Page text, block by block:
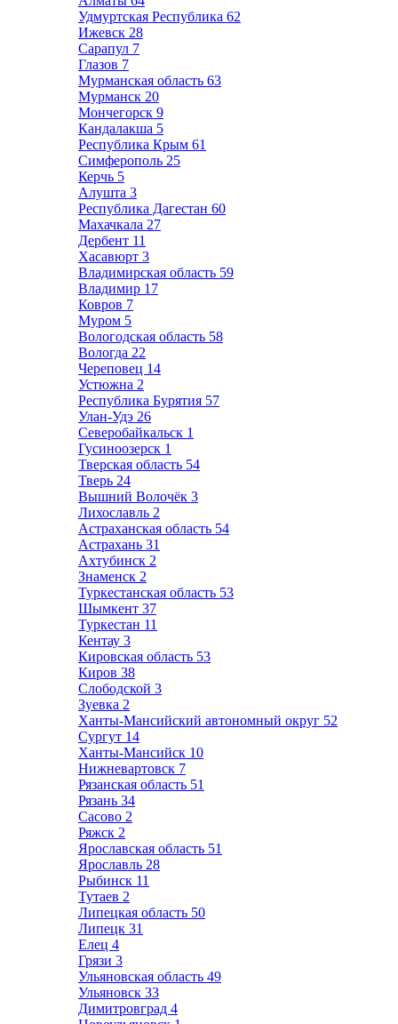
Удмуртская Республика 62
Ижевск 28
Сарапул 7
Глазов 7
Мурманская область 63
Мурманск 20
Мончегорск 9
Кандалакша 5
Республика Крым 61
Симферополь 25
Керчь 5
Алушта 3
Республика Дагестан 60
Махачкала 27
Дербент 11
Хасавюрт 3
Владимирская область 59
Владимир 17
Ковров 7
Муром 5
Вологодская область 58
Вологда 22
Череповец 14
Устюжна 2
Республика Бурятия 57
Улан-Удэ 26
Северобайкальск 1
Гусиноозерск 1
Тверская область 54
Тверь 24
Вышний Волочёк 3
Лихославль 2
Астраханская область 54
Астрахань 31
Ахтубинск 2
Знаменск 2
Туркестанская область 53
Шымкент 37
Туркестан 11
Кентау 3
Кировская область 53
Киров 38
Слободской 3
Зуевка 2
Ханты-Мансийский автономный округ 52
Сургут 14
Ханты-Мансийск 10
Нижневартовск 7
Рязанская область 51
Рязань 34
Сасово 2
Ряжск 2
Ярославская область 51
Ярославль 28
Рыбинск 11
Тутаев 2
Липецкая область 50
Липецк 31
Елец 4
Грязи 3
Ульяновская область 49
Ульяновск 33
Димитровград 4